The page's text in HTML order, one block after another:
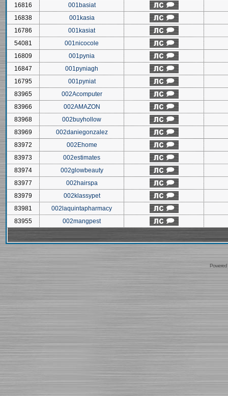
16816
001basiat
16838
001kasia
16786
001kasiat
54081
001nicocole
16809
001pynia
16847
001pyniagh
16795
001pyniat
83965
002Acomputer
83966
002AMAZON
83968
002buyhollow
83969
002daniegonzalez
83972
002Ehome
83973
002estimates
83974
002glowbeauty
83977
002hairspa
83979
002klassypet
83981
002laquintapharmacy
83955
002mangpest